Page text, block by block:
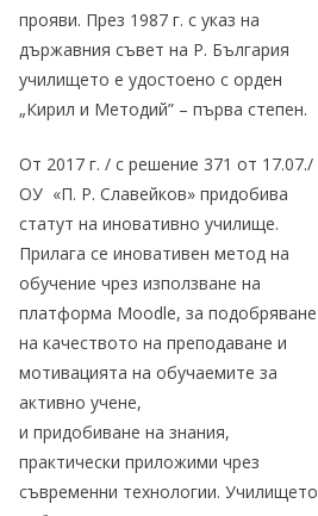
прояви. През 1987 г. с указ на
държавния съвет на Р. България
училището е удостоено с орден
„Кирил и Методий” – първа степен.
От 2017 г. / с решение 371 от 17.07./
ОУ «П. Р. Славейков» придобива
статут на иновативно училище.
Прилага се иновативен метод на
обучение чрез използване на
платформа Moodle, за подобряване
на качеството на преподаване и
мотивацията на обучаемите за
активно учене,
и придобиване на знания,
практически приложими чрез
съвременни технологии. Училището